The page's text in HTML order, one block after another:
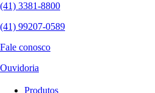
(41) 3381-8800
(41) 99207-0589
Fale conosco
Ouvidoria
Produtos